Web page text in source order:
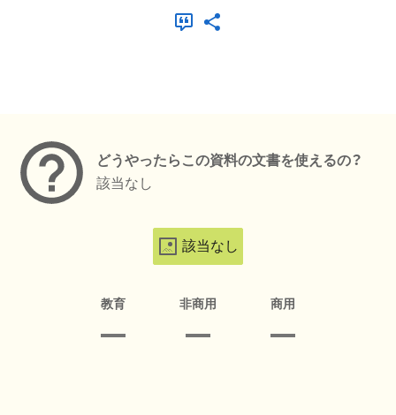
どうやったらこの資料の文書を使えるの？
該当なし
該当なし
教育 非商用 商用